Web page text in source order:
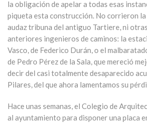
la obligación de apelar a todas esas
piqueta esta construcción. No corrieron la
audaz tribuna del antiguo Tartiere, ni
anteriores ingenieros de caminos: la
Vasco, de Federico Durán, o el
de Pedro Pérez de la Sala, que mereció
decir del casi totalmente desaparecido
Pilares, del que ahora lamentamos su
Hace unas semanas, el Colegio de
al ayuntamiento para disponer una placa